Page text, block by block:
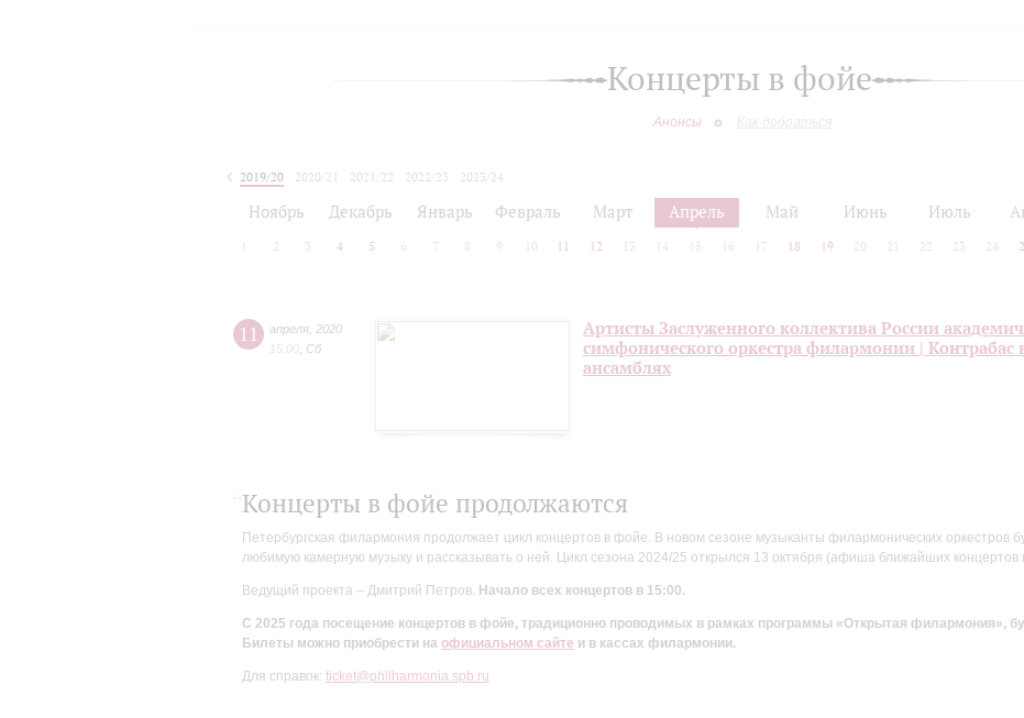
Концерты в фойе
Анонсы Как добраться
2019/20 2020/21 2021/22 2022/23
2023/24
Ноябрь Декабрь Январь Февраль Март Апрель Май Июнь Июль
2 3 4 5 6 7 8 9 10 11 12 13 14 15 16 17 18 19 20 21 22 23 24
11 апреля 2020
15:00 Сб
Артисты Заслуженного коллектива России
симфонического оркестра филармонии | Контрабас
ансамблях
Концерты в фойе продолжаются
Петербургская филармония продолжает цикл концертов в фойе. В новом сезоне музыканты филармонических оркестров
любимую камерную музыку и рассказывать о ней. Цикл сезона 2024/25 открылся 13 октября (афиша ближайших концертов
Ведущий проекта – Дмитрий Петров. Начало всех концертов в 15:00.
С 2025 года посещение концертов в фойе, традиционно проводимых в рамках программы «Открытая филармония»,
Билеты можно приобрести на официальном сайте и в кассах филармонии.
Для справок: ticket@philharmonia.spb.ru